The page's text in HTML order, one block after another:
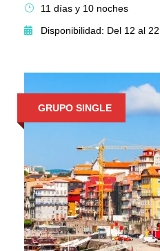
11 días y 10 noches
Disponibilidad: Del 12 al
GRUPO SINGLE